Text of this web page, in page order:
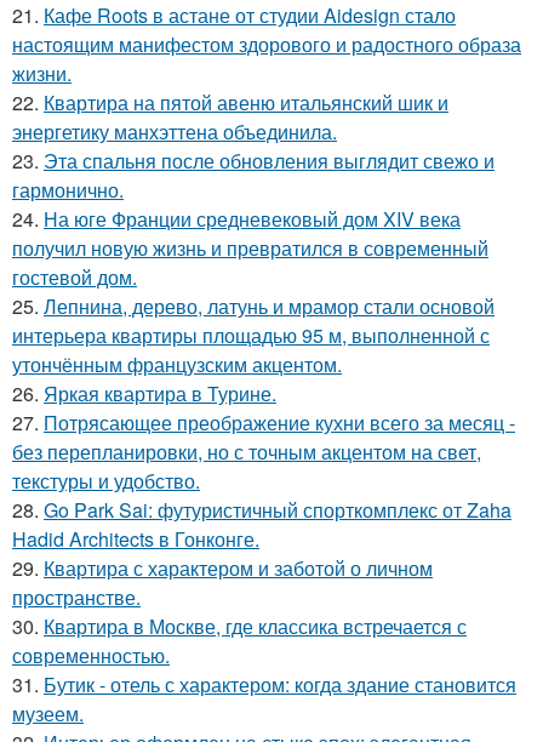
21. Кафе Roots в астане от студии Aidesign стало
настоящим манифестом здорового и радостного образа
жизни.
22. Квартира на пятой авеню итальянский шик и
энергетику манхэттена объединила.
23. Эта спальня после обновления выглядит свежо и
гармонично.
24. На юге Франции средневековый дом XIV века
получил новую жизнь и превратился в современный
гостевой дом.
25. Лепнина, дерево, латунь и мрамор стали основой
интерьера квартиры площадью 95 м, выполненной с
утончённым французским акцентом.
26. Яркая квартира в Турине.
27. Потрясающее преображение кухни всего за месяц -
без перепланировки, но с точным акцентом на свет,
текстуры и удобство.
28. Go Park Sai: футуристичный спорткомплекс от Zaha
Hadid Architects в Гонконге.
29. Квартира с характером и заботой о личном
пространстве.
30. Квартира в Москве, где классика встречается с
современностью.
31. Бутик - отель с характером: когда здание становится
музеем.